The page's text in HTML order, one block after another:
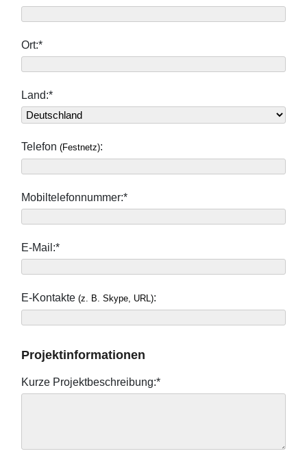
Ort:*
Land:*
Telefon (Festnetz):
Mobiltelefonnummer:*
E-Mail:*
E-Kontakte (z. B. Skype, URL):
Projektinformationen
Kurze Projektbeschreibung:*